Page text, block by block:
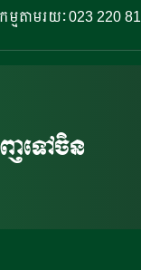
ៈ 023 220 810 |
ញទៅចិន